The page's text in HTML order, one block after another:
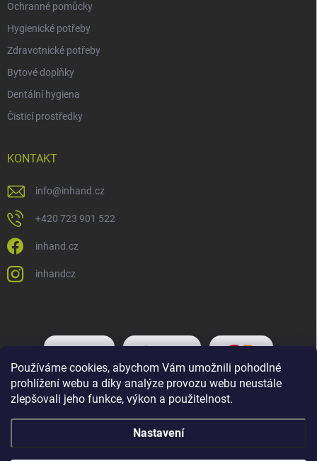
Používáme cookies, abychom Vám umožnili pohodlné
prohlížení webu a díky analýze provozu webu neustále
zlepšovali jeho funkce, výkon a použitelnost.
Nastavení
Ochranné pomůcky
Hygienické potřeby
Zdravotnické potřeby
Bytové doplňky
Dentální hygiena
Čisticí prostředky
KONTAKT
info@inhand.cz
+420 723 901 522
inhand.cz
inhandcz